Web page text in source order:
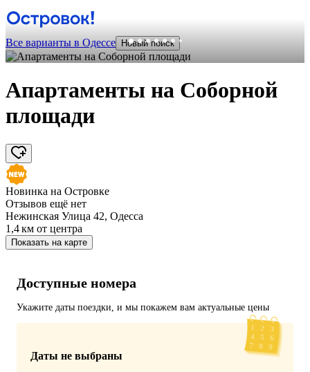
Все варианты в Одессе Новый поиск
Апартаменты на Соборной
площади
Новинка на Островке
Отзывов ещё нет
Нежинская Улица 42, Одесса
1,4 км от центра
Показать на карте
Доступные номера
Укажите даты поездки, и мы покажем вам актуальные цены
Даты не выбраны